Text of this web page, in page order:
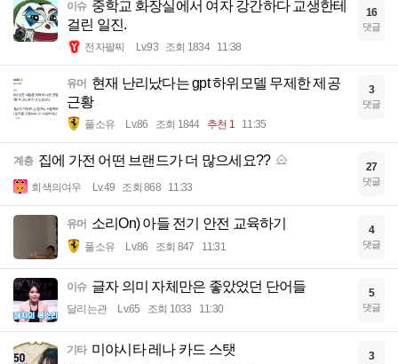
이슈 중학교 화장실에서 여자 강간하다 교생한테
걸린 일진.
전자팔찌 Lv.93 조회 1834 11:38
16
댓글
유머 현재 난리났다는 gpt 하위모델 무제한 제공
근황
풀소유 Lv.86 조회 1844 추천 1 11:35
3
댓글
계층 집에 가전 어떤 브랜드가 더 많으세요??
회색의여우 Lv.49 조회 868 11:33
27
댓글
유머 소리On) 아들 전기 안전 교육하기
풀소유 Lv.86 조회 847 11:31
4
댓글
이슈 글자 의미 자체만은 좋았었던 단어들
달리는관 Lv.65 조회 1033 11:30
5
댓글
기타 미야시타 레나 카드 스탯 3